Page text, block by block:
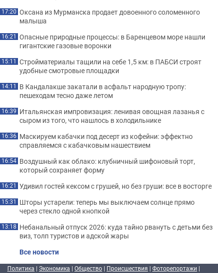
17:20 Оксана из Мурманска продает довоенного соломенного
малыша
16:21 Опасные природные процессы: в Баренцевом море нашли
гигантские газовые воронки
15:11 Стройматериалы тащили на себе 1,5 км: в ПАБСИ строят
удобные смотровые площадки
14:11 В Кандалакше закатали в асфальт народную тропу:
пешеходам тесно даже летом
16:39 Итальянская импровизация: ленивая овощная лазанья с
сыром из того, что нашлось в холодильнике
16:36 Маскируем кабачки под десерт из кофейни: эффектно
справляемся с кабачковым нашествием
16:54 Воздушный как облако: клубничный шифоновый торт,
который сохраняет форму
16:21 Удивил гостей кексом с грушей, но без груши: все в восторге
15:31 Шторы устарели: теперь мы выключаем солнце прямо
через стекло одной кнопкой
13:18 Небанальный отпуск 2026: куда тайно рвануть с детьми без
виз, толп туристов и адской жары
Все новости
Политика | Экономика | Общество | Происшествия | Фоторепортажи |